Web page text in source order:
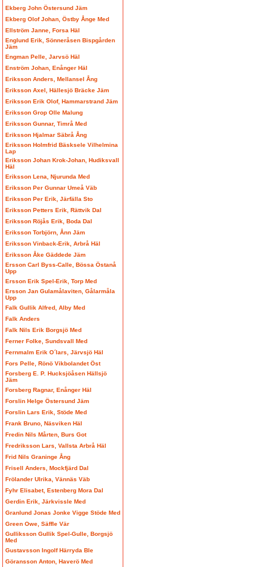
Ekberg John Östersund Jäm
Ekberg Olof Johan, Östby Ånge Med
Ellström Janne, Forsa Häl
Englund Erik, Sönneråsen Bispgården
Jäm
Engman Pelle, Jarvsö Häl
Enström Johan, Enånger Häl
Eriksson Anders, Mellansel Ång
Eriksson Axel, Hällesjö Bräcke Jäm
Eriksson Erik Olof, Hammarstrand Jäm
Eriksson Grop Olle Malung
Eriksson Gunnar, Timrå Med
Eriksson Hjalmar Säbrå Ång
Eriksson Holmfrid Bäsksele Vilhelmina
Lap
Eriksson Johan Krok-Johan, Hudiksvall
Häl
Eriksson Lena, Njurunda Med
Eriksson Per Gunnar Umeå Väb
Eriksson Per Erik, Järfälla Sto
Eriksson Petters Erik, Rättvik Dal
Eriksson Röjås Erik, Boda Dal
Eriksson Torbjörn, Ånn Jäm
Eriksson Vinback-Erik, Arbrå Häl
Eriksson Åke Gäddede Jäm
Ersson Carl Byss-Calle, Bössa Östanå
Upp
Ersson Erik Spel-Erik, Torp Med
Ersson Jan Gulamålaviten, Gålarmåla
Upp
Falk Gullik Alfred, Alby Med
Falk Anders
Falk Nils Erik Borgsjö Med
Ferner Folke, Sundsvall Med
Fernmalm Erik O´lars, Järvsjö Häl
Fors Pelle, Rönö Vikbolandet Öst
Forsberg E. P. Hucksjöåsen Hällsjö
Jäm
Forsberg Ragnar, Enånger Häl
Forslin Helge Östersund Jäm
Forslin Lars Erik, Stöde Med
Frank Bruno, Näsviken Häl
Fredin Nils Mårten, Burs Got
Fredriksson Lars, Vallsta Arbrå Häl
Frid Nils Graninge Ång
Frisell Anders, Mockfjärd Dal
Frölander Ulrika, Vännäs Väb
Fyhr Elisabet, Estenberg Mora Dal
Gerdin Erik, Järkvissle Med
Granlund Jonas Jonke Vigge Stöde Med
Green Owe, Säffle Vär
Gulliksson Gullik Spel-Gulle, Borgsjö
Med
Gustavsson Ingolf Härryda Ble
Göransson Anton, Haverö Med